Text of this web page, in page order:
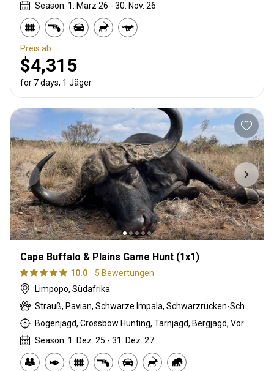
Season: 1. März 26 - 30. Nov. 26
Preis ab
$4,315
for 7 days, 1 Jäger
Cape Buffalo & Plains Game Hunt (1x1)
10.0
5 Bewertungen
Limpopo, Südafrika
Strauß, Pavian, Schwarze Impala, Schwarzrücken-Schakal, Streifengnu, Burchell Zebra, Buschschwein, Afrikanischer Büffel, Kap Elenantilope, Blessbock, Kronenducker, Riedbock, Springbock, Spießbock, Giraffe, Golden wildebeest, Impala, Klippspringer, Kudu, Limpopo Buschbock, Bergriedbock, Nyala Antilope, Südafrikanische Kuhantilope, Zobel, Steinböckchen, Warzenschwein, Wasserbock
Bogenjagd, Crossbow Hunting, Tarnjagd, Bergjagd, Vorderlader, Büchsenjagd, Pirschjagd
Season: 1. Dez. 25 - 31. Dez. 27